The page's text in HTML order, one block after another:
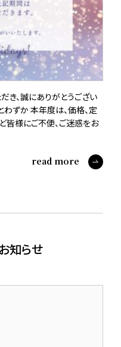
き、誠にありがとうござい
わずか 本年度は、価格、定
皆様にご不便、ご迷惑をお
read more
知らせ